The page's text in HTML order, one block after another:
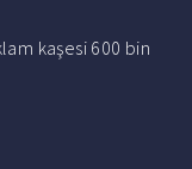
kaşesi 600 bin